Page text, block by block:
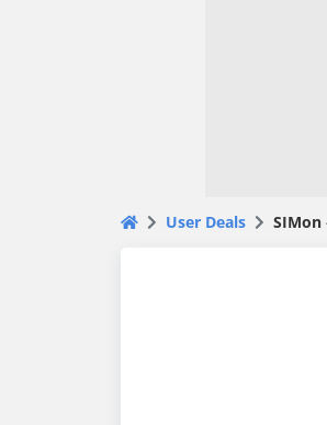
User Deals SIMon